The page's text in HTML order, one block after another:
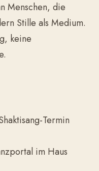
Menschen, die
Stille als Medium.
keine
Termin
im Haus